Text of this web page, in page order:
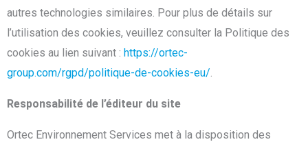
autres technologies similaires. Pour plus de détails sur
l’utilisation des cookies, veuillez consulter la Politique des
cookies au lien suivant : https://ortec-
group.com/rgpd/politique-de-cookies-eu/.
Responsabilité de l’éditeur du site
Ortec Environnement Services met à la disposition des